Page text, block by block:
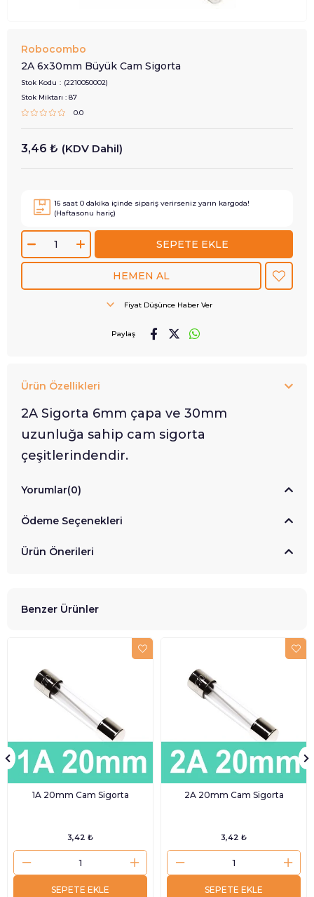
Robocombo
2A 6x30mm Büyük Cam Sigorta
Stok Kodu
(2210050002)
Stok Miktarı : 87
0.0
3,46 ₺ (KDV Dahil)
16 saat 0 dakika içinde sipariş verirseniz yarın kargoda!
(Haftasonu hariç)
Fiyat Düşünce Haber Ver
Paylaş
Ürün Özellikleri
2A Sigorta 6mm çapa ve 30mm
uzunluğa sahip cam sigorta
çeşitlerindendir.
Yorumlar(0)
Ödeme Seçenekleri
Ürün Önerileri
Benzer Ürünler
1A 20mm Cam Sigorta
3,42 ₺
SEPETE EKLE
2A 20mm Cam Sigorta
3,42 ₺
SEPETE EKLE